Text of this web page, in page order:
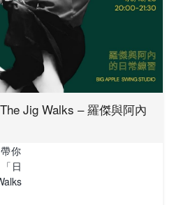
Jig Walks – 羅傑與阿內
你
日